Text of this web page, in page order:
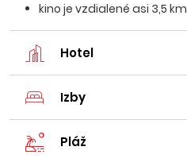
kino je vzdialené asi 3,5 km
Hotel
Izby
Pláž